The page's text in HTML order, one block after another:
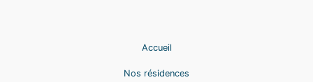
Accueil
Nos résidences